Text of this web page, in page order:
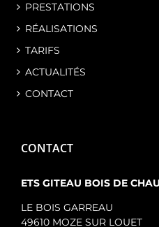
PRESTATIONS
RÉALISATIONS
TARIFS
ACTUALITÉS
CONTACT
CONTACT
ETS GITEAU BOIS DE
LE BOIS GARREAU
49610 MOZE SUR LOUET